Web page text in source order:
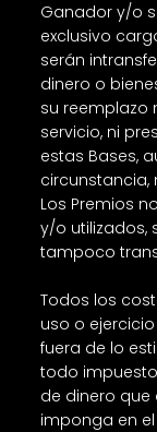
Ganador y/o
exclusivo
serán
dinero o
su reemplazo
servicio, ni
estas Bases,
circunstancia,
Los Premios
y/o utilizados,
tampoco
Todos los
uso o
fuera de lo
todo
de dinero
imponga en